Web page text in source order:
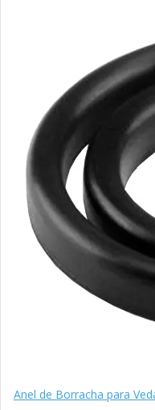
Anel de Borracha para